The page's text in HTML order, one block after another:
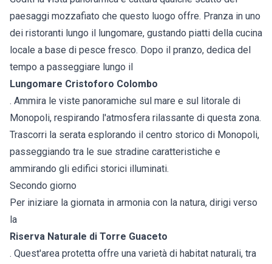
paesaggi mozzafiato che questo luogo offre. Pranza in uno
dei ristoranti lungo il lungomare, gustando piatti della cucina
locale a base di pesce fresco. Dopo il pranzo, dedica del
tempo a passeggiare lungo il
Lungomare Cristoforo Colombo
. Ammira le viste panoramiche sul mare e sul litorale di
Monopoli, respirando l'atmosfera rilassante di questa zona.
Trascorri la serata esplorando il centro storico di Monopoli,
passeggiando tra le sue stradine caratteristiche e
ammirando gli edifici storici illuminati.
Secondo giorno
Per iniziare la giornata in armonia con la natura, dirigi verso
la
Riserva Naturale di Torre Guaceto
. Quest'area protetta offre una varietà di habitat naturali, tra